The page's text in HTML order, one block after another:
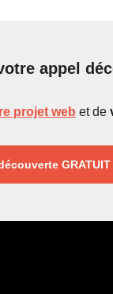
appel
projet web et de
GRATUIT